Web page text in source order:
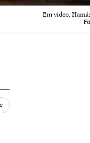
Em vídeo,